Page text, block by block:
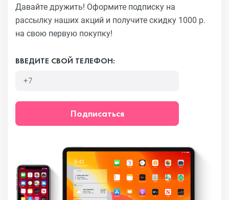
Давайте дружить! Оформите подписку на
рассылку наших акций и получите скидку 1000 р.
на свою первую покупку!
ВВЕДИТЕ СВОЙ ТЕЛЕФОН:
Подписаться